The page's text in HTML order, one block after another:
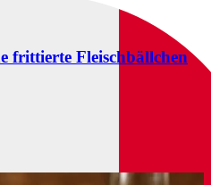
frittierte Fleischbällchen